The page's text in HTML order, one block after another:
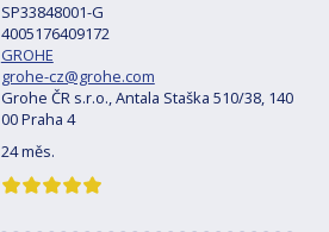
SP33848001-G
4005176409172
GROHE
grohe-cz@grohe.com
Grohe ČR s.r.o., Antala Staška 510/38, 140
00 Praha 4
24 měs.